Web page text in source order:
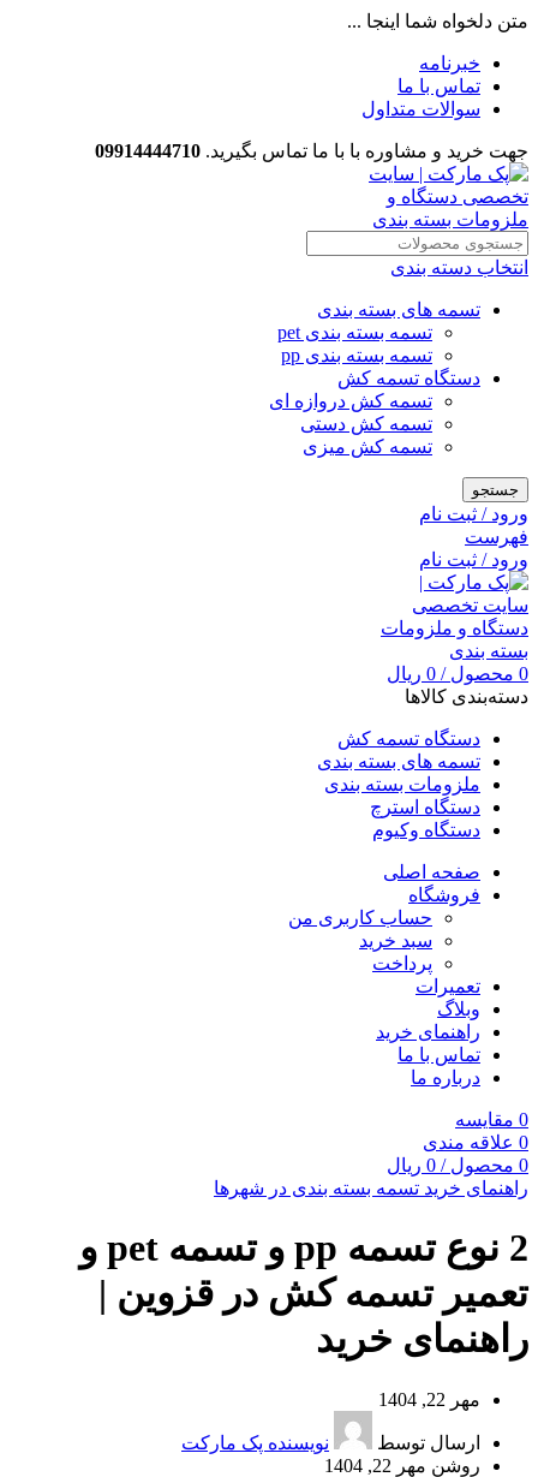
متن دلخواه شما اینجا ...
خبرنامه
تماس با ما
سوالات متداول
جهت خرید و مشاوره با با ما تماس بگیرید. 09914444710
انتخاب دسته بندی
تسمه های بسته بندی
تسمه بسته بندی pet
تسمه بسته بندی pp
دستگاه تسمه کش
تسمه کش دروازه ای
تسمه کش دستی
تسمه کش میزی
جستجو
ورود / ثبت نام
فهرست
ورود / ثبت نام
0 محصول /
0 ریال
دسته‌بندی کالاها
دستگاه تسمه کش
تسمه های بسته بندی
ملزومات بسته بندی
دستگاه استرچ
دستگاه وکیوم
صفحه اصلی
فروشگاه
حساب کاربری من
سبد خرید
پرداخت
تعمیرات
وبلاگ
راهنمای خرید
تماس با ما
درباره ما
0 مقایسه
0 علاقه مندی
0 محصول /
0 ریال
راهنمای خرید تسمه بسته بندی در شهرها
2 نوع تسمه pp و تسمه pet و
تعمیر تسمه کش در قزوین |
راهنمای خرید
مهر 22, 1404
ارسال توسط
نویسنده پک مارکت
روشن مهر 22, 1404